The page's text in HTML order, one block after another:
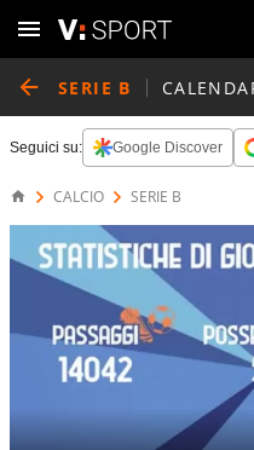
SERIE B
Seguici su: Google Discover
CALCIO SERIE B